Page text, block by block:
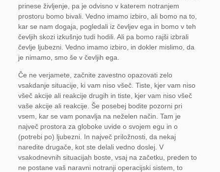
prinese življenje, pa je odvisno v katerem notranjem
prostoru bomo bivali. Vedno imamo izbiro, ali bomo na to,
kar se nam dogaja, pogledali iz čevljev ega in bomo v teh
čevljih skozi izkušnjo tudi hodili. Ali pa bomo rajši izbrali
čevlje ljubezni. Vedno imamo izbiro, in dokler mislimo, da
je nimamo, smo še v čevljih ega.
Če ne verjamete, začnite zavestno opazovati zelo
vsakdanje situacije, ki vam niso všeč. Tiste, kjer vam niso
všeč akcije ali reakcije drugih in tiste, kjer vam niso všeč
vaše akcije ali reakcije. Še posebej bodite pozorni pri
vsem, kar se vam ponavlja na neželen način. Tam je
največ prostora za globoke uvide o svojem egu in o
(potrebi po) ljubezni. In največ priložnosti, da nekaj
naredite drugače, kot ste delali vedno doslej. V
vsakodnevnih situacijah boste, vsaj na začetku, preden to
ne postane vaš naravni notranji operacijski sistem, to